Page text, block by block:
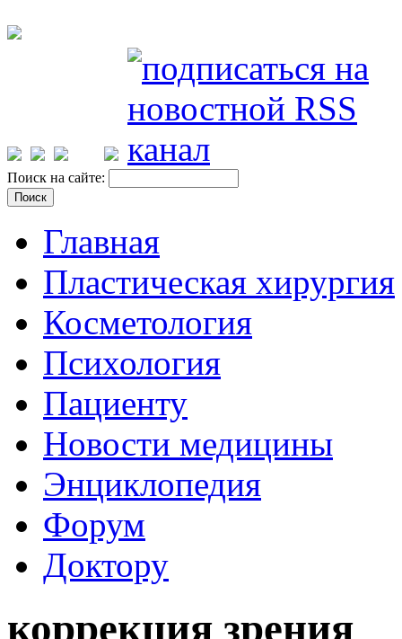
Поиск на сайте:
Главная
Пластическая хирургия
Косметология
Психология
Пациенту
Новости медицины
Энциклопедия
Форум
Доктору
коррекция зрения